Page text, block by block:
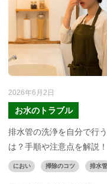
2026年6月2日
お水のトラブル
排水管の洗浄を自分で行
は？手順や注意点を解説！
におい 掃除のコツ 排水管